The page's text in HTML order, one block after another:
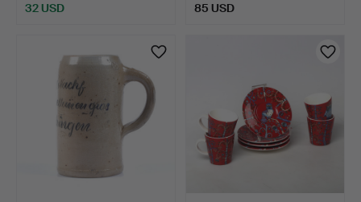
32 USD 85 USD